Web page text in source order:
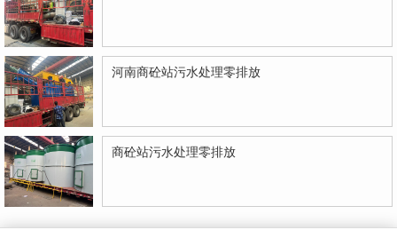
河南商砼站污水处理零排放
商砼站污水处理零排放